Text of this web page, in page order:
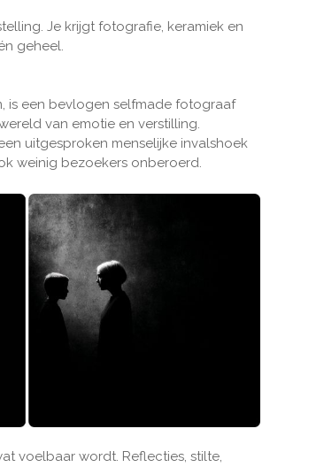
Je krijgt fotografie, keramiek en
geheel.
is een bevlogen selfmade fotograaf
van emotie en verstilling.
uitgesproken menselijke invalshoek
weinig bezoekers onberoerd.
voelbaar wordt. Reflecties, stilte,